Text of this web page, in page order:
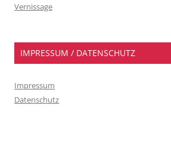
Vernissage
IMPRESSUM / DATENSCHUTZ
Impressum
Datenschutz